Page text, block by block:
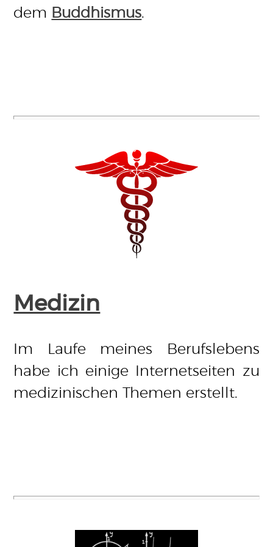
dem Buddhismus.
Medizin
Im Laufe meines Berufslebens
habe ich einige Internetseiten zu
medizinischen Themen erstellt.